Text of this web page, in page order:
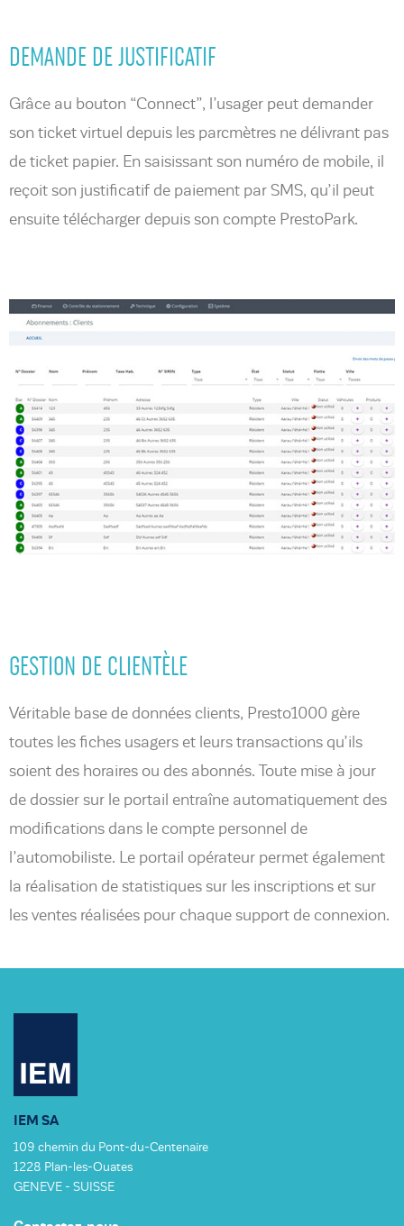
DEMANDE DE JUSTIFICATIF
Grâce au bouton “Connect”, l’usager peut demander
son ticket virtuel depuis les parcmètres ne délivrant pas
de ticket papier. En saisissant son numéro de mobile, il
reçoit son justificatif de paiement par SMS, qu’il peut
ensuite télécharger depuis son compte PrestoPark.
GESTION DE CLIENTÈLE
Véritable base de données clients, Presto1000 gère
toutes les fiches usagers et leurs transactions qu’ils
soient des horaires ou des abonnés. Toute mise à jour
de dossier sur le portail entraîne automatiquement des
modifications dans le compte personnel de
l’automobiliste. Le portail opérateur permet également
la réalisation de statistiques sur les inscriptions et sur
les ventes réalisées pour chaque support de connexion.
IEM SA
109 chemin du Pont-du-Centenaire
1228 Plan-les-Ouates
GENEVE - SUISSE